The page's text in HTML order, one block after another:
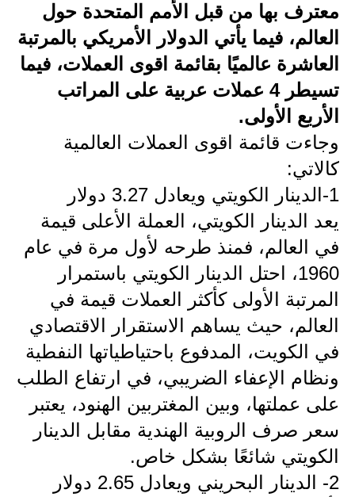
الاخبار الاقتصادية
الاخبار الرياضية
المدارس
اخبار وقرارات وزارة التربية
المرحلة الابتدائية
المرحلة المتوسطة
المرحلة الاعدادية
اسئلة وزارية
المرحلة الابتدائية
المرحلة المتوسطة
المرحلة الاعدادية
مرشحات
معترف بها من قبل الأمم المتحدة حول
العالم، فيما يأتي الدولار الأمريكي بالمرتبة
العاشرة عالميًا بقائمة اقوى العملات، فيما
تسيطر 4 عملات عربية على المراتب
الأربع الأولى.
وجاءت قائمة اقوى العملات العالمية
كالاتي:
1-الدينار الكويتي ويعادل 3.27 دولار
يعد الدينار الكويتي، العملة الأعلى قيمة
في العالم، فمنذ طرحه لأول مرة في عام
1960، احتل الدينار الكويتي باستمرار
المرتبة الأولى كأكثر العملات قيمة في
العالم، حيث يساهم الاستقرار الاقتصادي
في الكويت، المدفوع باحتياطياتها النفطية
ونظام الإعفاء الضريبي، في ارتفاع الطلب
على عملتها، وبين المغتربين الهنود، يعتبر
سعر صرف الروبية الهندية مقابل الدينار
الكويتي شائعًا بشكل خاص.
2- الدينار البحريني ويعادل 2.65 دولار